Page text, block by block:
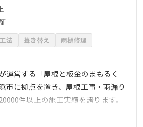
法 葺き替え
雨樋修理
運営する「屋根と板金のまもるく
市に拠点を置き、屋根工事・雨漏り
件以上の施工実績を誇ります。
な施工と、独自の仕入れルートや資